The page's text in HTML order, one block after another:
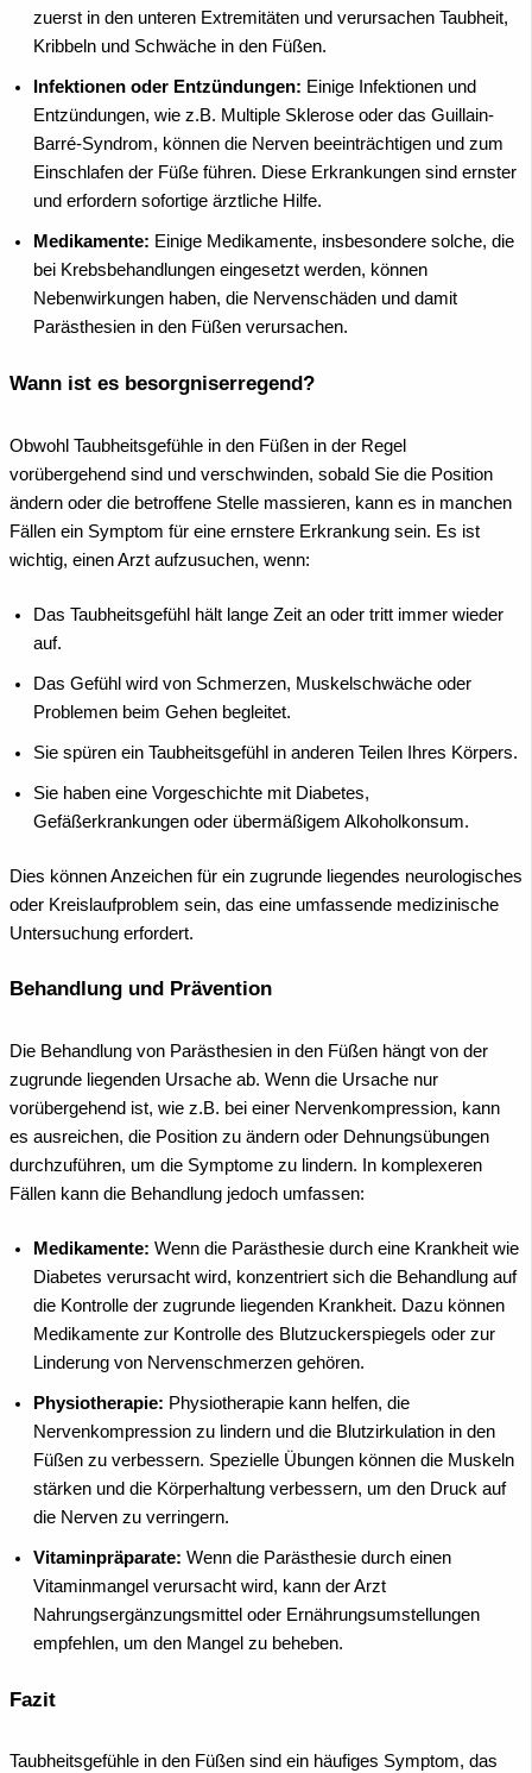
zuerst in den unteren Extremitäten und verursachen Taubheit,
Kribbeln und Schwäche in den Füßen.
Infektionen oder Entzündungen: Einige Infektionen und
Entzündungen, wie z.B. Multiple Sklerose oder das Guillain-
Barré-Syndrom, können die Nerven beeinträchtigen und zum
Einschlafen der Füße führen. Diese Erkrankungen sind ernster
und erfordern sofortige ärztliche Hilfe.
Medikamente: Einige Medikamente, insbesondere solche, die
bei Krebsbehandlungen eingesetzt werden, können
Nebenwirkungen haben, die Nervenschäden und damit
Parästhesien in den Füßen verursachen.
Wann ist es besorgniserregend?
Obwohl Taubheitsgefühle in den Füßen in der Regel
vorübergehend sind und verschwinden, sobald Sie die Position
ändern oder die betroffene Stelle massieren, kann es in manchen
Fällen ein Symptom für eine ernstere Erkrankung sein. Es ist
wichtig, einen Arzt aufzusuchen, wenn:
Das Taubheitsgefühl hält lange Zeit an oder tritt immer wieder
auf.
Das Gefühl wird von Schmerzen, Muskelschwäche oder
Problemen beim Gehen begleitet.
Sie spüren ein Taubheitsgefühl in anderen Teilen Ihres Körpers.
Sie haben eine Vorgeschichte mit Diabetes,
Gefäßerkrankungen oder übermäßigem Alkoholkonsum.
Dies können Anzeichen für ein zugrunde liegendes neurologisches
oder Kreislaufproblem sein, das eine umfassende medizinische
Untersuchung erfordert.
Behandlung und Prävention
Die Behandlung von Parästhesien in den Füßen hängt von der
zugrunde liegenden Ursache ab. Wenn die Ursache nur
vorübergehend ist, wie z.B. bei einer Nervenkompression, kann
es ausreichen, die Position zu ändern oder Dehnungsübungen
durchzuführen, um die Symptome zu lindern. In komplexeren
Fällen kann die Behandlung jedoch umfassen:
Medikamente: Wenn die Parästhesie durch eine Krankheit wie
Diabetes verursacht wird, konzentriert sich die Behandlung auf
die Kontrolle der zugrunde liegenden Krankheit. Dazu können
Medikamente zur Kontrolle des Blutzuckerspiegels oder zur
Linderung von Nervenschmerzen gehören.
Physiotherapie: Physiotherapie kann helfen, die
Nervenkompression zu lindern und die Blutzirkulation in den
Füßen zu verbessern. Spezielle Übungen können die Muskeln
stärken und die Körperhaltung verbessern, um den Druck auf
die Nerven zu verringern.
Vitaminpräparate: Wenn die Parästhesie durch einen
Vitaminmangel verursacht wird, kann der Arzt
Nahrungsergänzungsmittel oder Ernährungsumstellungen
empfehlen, um den Mangel zu beheben.
Fazit
Taubheitsgefühle in den Füßen sind ein häufiges Symptom, das